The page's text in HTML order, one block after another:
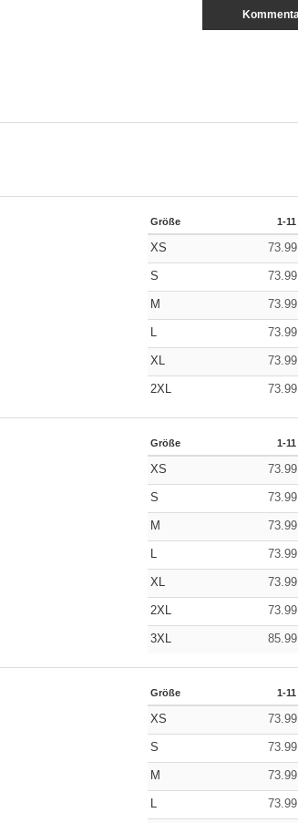
Größe 1-11
XS 73.99
S 73.99
M 73.99
L 73.99
XL 73.99
2XL 73.99
Größe 1-11
XS 73.99
S 73.99
M 73.99
L 73.99
XL 73.99
2XL 73.99
3XL 85.99
Größe 1-11
XS 73.99
S 73.99
M 73.99
L 73.99